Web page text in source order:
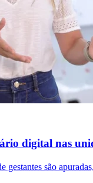
digital nas
gestantes são